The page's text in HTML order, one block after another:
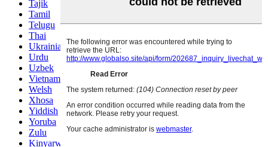
Tajik
Tamil
Telugu
Thai
Ukrainian
Urdu
Uzbek
Vietnamese
Welsh
Xhosa
Yiddish
Yoruba
Zulu
Kinyarwanda